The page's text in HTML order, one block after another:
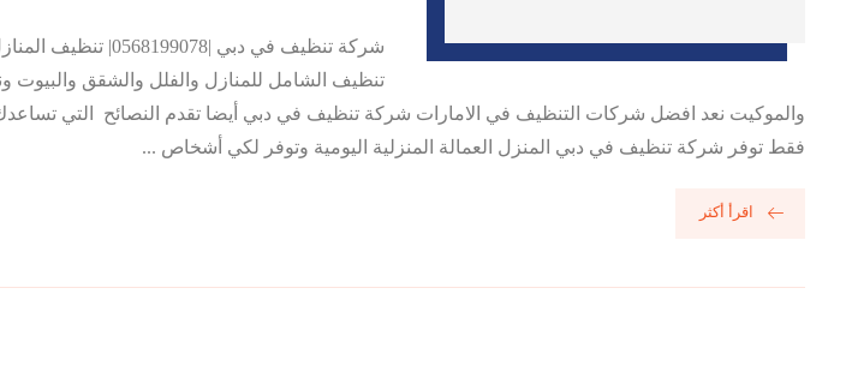
شركة تنظيف في دبي
تنظيف الشامل للمنازل والفلل والشقق والبيوت
والموكيت نعد افضل شركات التنظيف في الامارات شركة تنظيف في دبي أيضا تقدم النصائح التي
فقط توفر شركة تنظيف في دبي المنزل العمالة المنزلية اليومية وتوفر لكي أشخاص ...
اقرأ أكثر